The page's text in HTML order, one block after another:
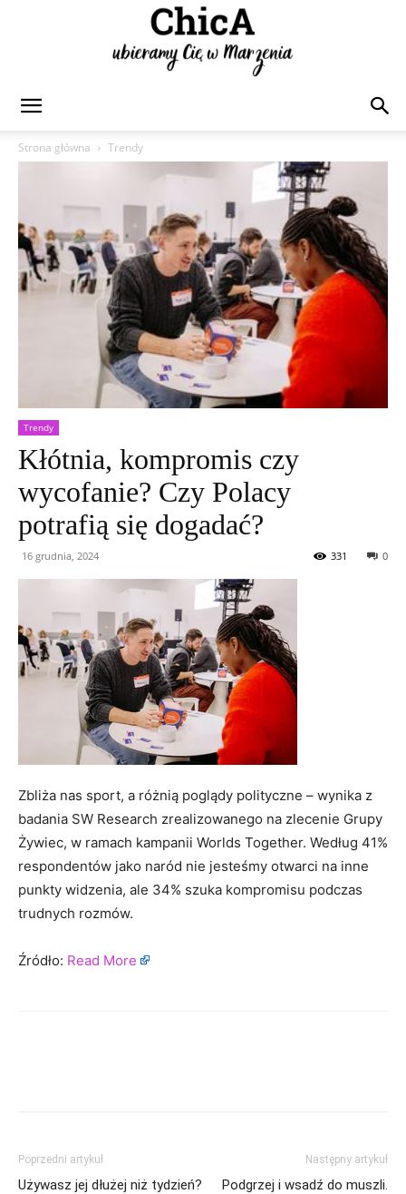
Strona główna
Trendy
Trendy
Kłótnia, kompromis czy
wycofanie? Czy Polacy
potrafią się dogadać?
16 grudnia, 2024 0
331
Zbliża nas sport, a różnią poglądy polityczne – wynika z
badania SW Research zrealizowanego na zlecenie Grupy
Żywiec, w ramach kampanii Worlds Together. Według 41%
respondentów jako naród nie jesteśmy otwarci na inne
punkty widzenia, ale 34% szuka kompromisu podczas
trudnych rozmów.
Źródło: Read More
Poprzedni artykuł
Używasz jej dłużej niż tydzień?
Następny artykuł
Podgrzej i wsadź do muszli.